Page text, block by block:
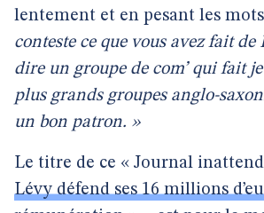
lentement et en pesant les
conteste ce que vous avez fait de
dire un groupe de com’ qui fait
plus grands groupes anglo-
un bon patron. »
Le titre de ce « Journal
Lévy défend ses 16 millions